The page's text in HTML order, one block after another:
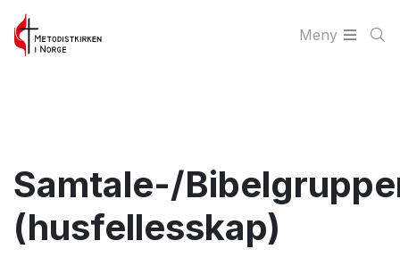
Meny
Samtale-/
(husfellesskap)